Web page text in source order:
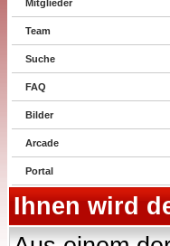
Mitglieder
Team
Suche
FAQ
Bilder
Arcade
Portal
Ihnen wird